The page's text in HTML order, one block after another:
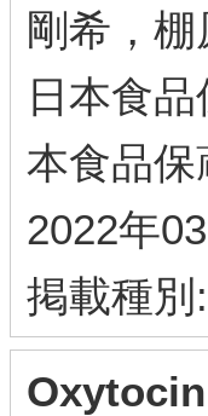
剛希，
日本食
本食品
2022年
掲載種